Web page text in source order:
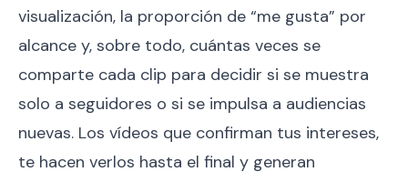
visualización, la proporción de “me gusta” por
alcance y, sobre todo, cuántas veces se
comparte cada clip para decidir si se muestra
solo a seguidores o si se impulsa a audiencias
nuevas. Los vídeos que confirman tus intereses,
te hacen verlos hasta el final y generan